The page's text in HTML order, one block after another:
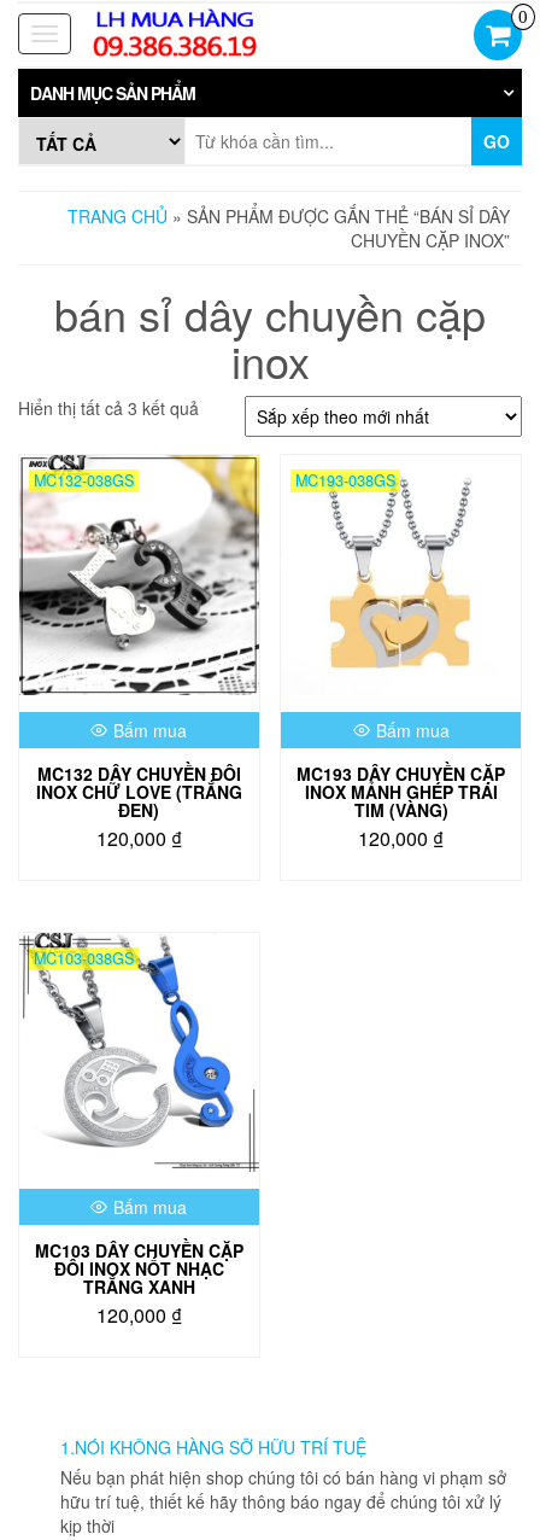
Skip
the
content
Toggle
navigation
0
DANH MỤC SẢN PHẨM
GO
TRANG CHỦ » SẢN PHẨM ĐƯỢC GẮN THẺ “BÁN SỈ DÂY
CHUYỀN CẶP INOX”
bán sỉ dây chuyền cặp
inox
Hiển thị tất cả 3 kết quả
xếp
theo
mới
nhất
MC132-038GS
Bấm mua
MC132 DÂY CHUYỀN ĐÔI
INOX CHỮ LOVE (TRẮNG
ĐEN)
120,000 ₫
MC193-038GS
Bấm mua
MC193 DÂY CHUYỀN CẶP
INOX MẢNH GHÉP TRÁI
TIM (VÀNG)
120,000 ₫
MC103-038GS
Bấm mua
MC103 DÂY CHUYỀN CẶP
ĐÔI INOX NỐT NHẠC
TRẮNG XANH
120,000 ₫
1.NÓI KHÔNG HÀNG SỠ HỮU TRÍ TUỆ
Nếu bạn phát hiện shop chúng tôi có bán hàng vi phạm sở
hữu trí tuệ, thiết kế hãy thông báo ngay để chúng tôi xử lý
kịp thời